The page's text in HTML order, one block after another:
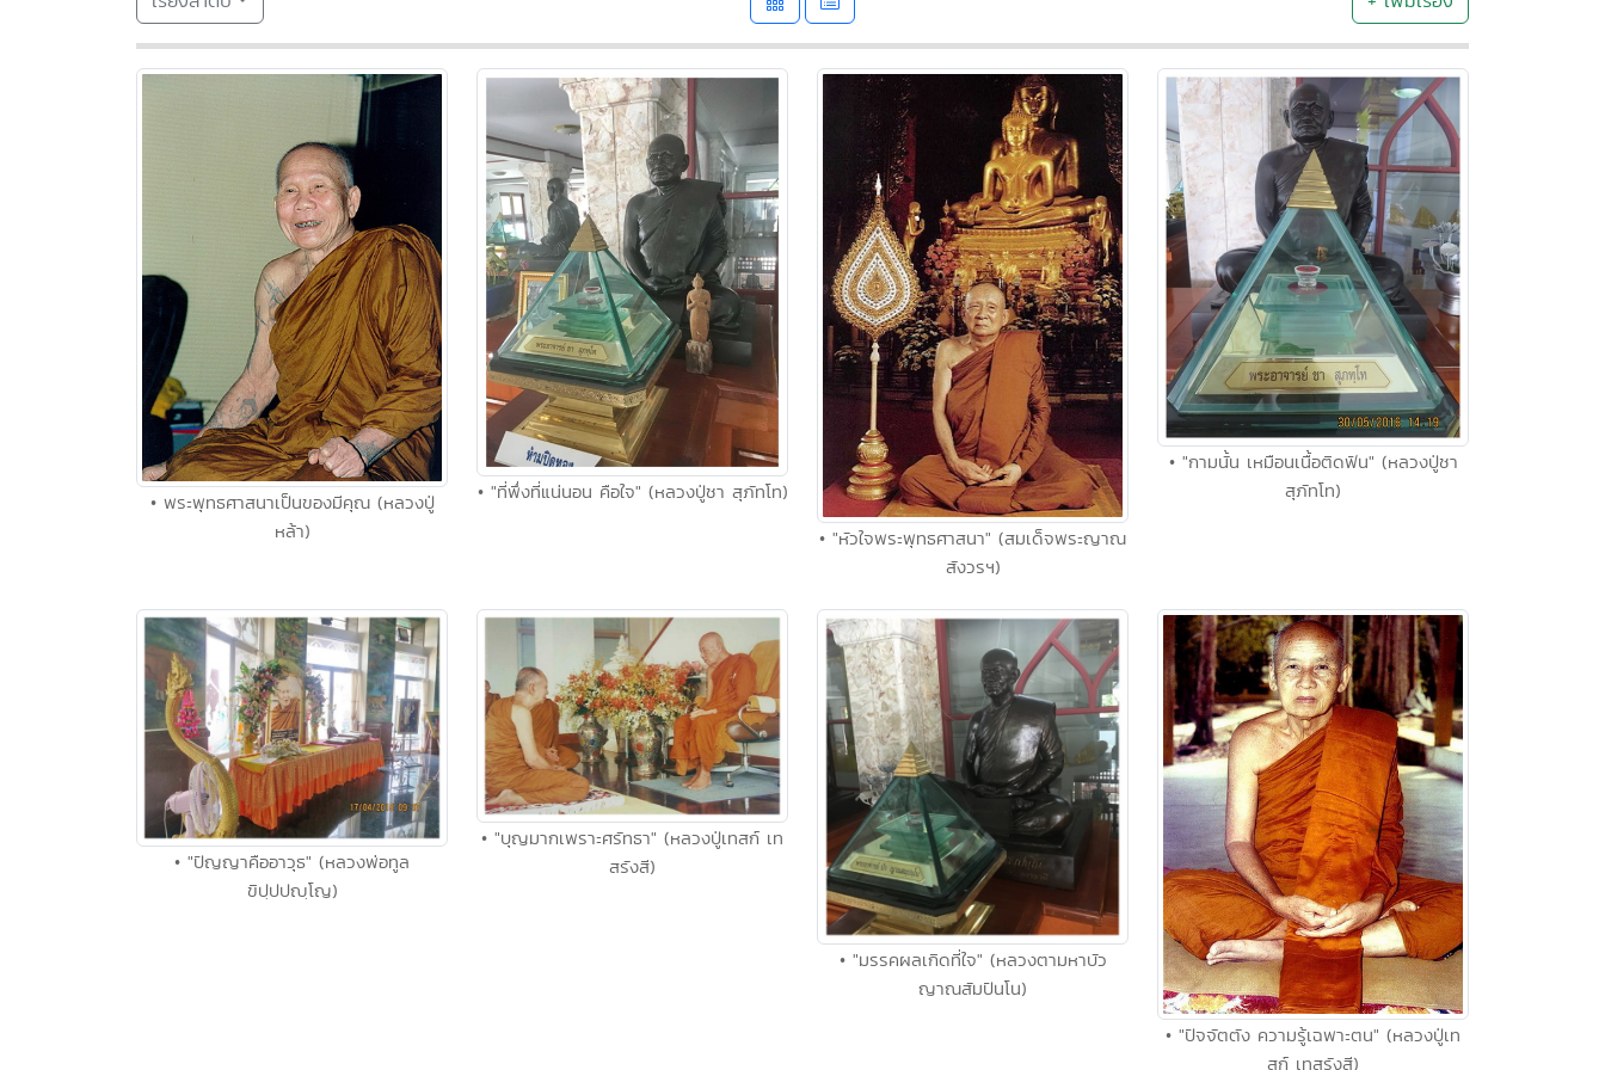
• พระพุทธศาสนาเป็นของมีคุณ (หลวงปู่
หล้า)
• "ที่พึ่งที่แน่นอน คือใจ" (หลวงปู่ชา สุภัทโท)
• "หัวใจพระพุทธศาสนา" (สมเด็จพระญาณ
สังวรฯ)
• "กามนั้น เหมือนเนื้อติดฟัน" (หลวงปู่ชา
สุภัทโท)
• "ปัญญาคืออาวุธ" (หลวงพ่อทูล
ขิปฺปปญฺโญ)
• "บุญมากเพราะศรัทธา" (หลวงปู่เทสก์ เท
สรังสี)
• "มรรคผลเกิดที่ใจ" (หลวงตามหาบัว
ญาณสัมปันโน)
• "ปัจจัตตัง ความรู้เฉพาะตน" (หลวงปู่เท
สก์ เทสรังสี)